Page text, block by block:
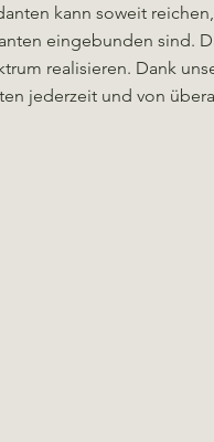
kann soweit
eingebunden sind.
realisieren. Dank
jederzeit und von